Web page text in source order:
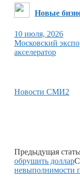
Новые
10 июля, 2026
Московский
акселератор
Новости СМИ2
Предыдущая
обрушить доллар
невыполнимости